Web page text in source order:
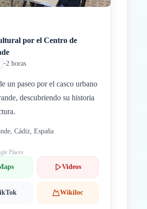
por el Centro de
•2 horas
un paseo por el casco urbano
descubriendo su historia
Cádiz, España
Places
Videos
Wikiloc